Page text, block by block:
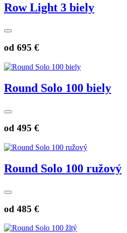
Row Light 3 biely
od 695 €
Round Solo 100 biely
od 495 €
Round Solo 100 ružový
od 485 €